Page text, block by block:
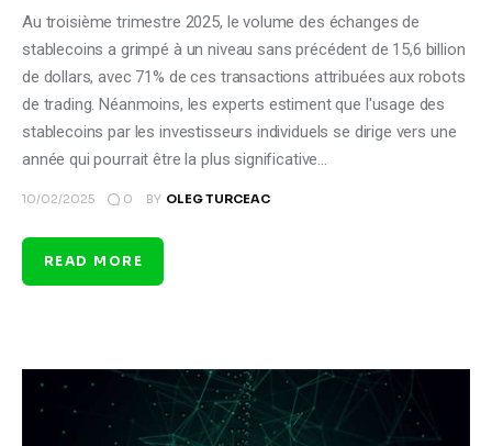
Au troisième trimestre 2025, le volume des échanges de
stablecoins a grimpé à un niveau sans précédent de 15,6 billion
de dollars, avec 71% de ces transactions attribuées aux robots
de trading. Néanmoins, les experts estiment que l'usage des
stablecoins par les investisseurs individuels se dirige vers une
année qui pourrait être la plus significative…
10/02/2025 0 BY OLEG TURCEAC
READ MORE